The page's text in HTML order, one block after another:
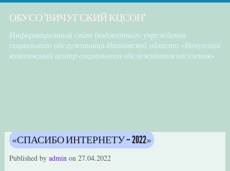
ОБУСО "ВИЧУГСКИЙ КЦСОН"
Информационный сайт бюджетного учреждения
социального обслуживания Ивановской области «Вичугский
комплексный центр социального обслуживания населения»
«СПАСИБО ИНТЕРНЕТУ – 2022»
Published by adminon 27.04.2022